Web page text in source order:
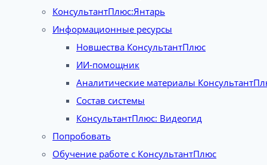
КонсультантПлюс:Янтарь
Информационные ресурсы
Новшества КонсультантПлюс
ИИ-помощник
Аналитические материалы
Состав системы
КонсультантПлюс: Видеогид
Попробовать
Обучение работе с КонсультантПлюс